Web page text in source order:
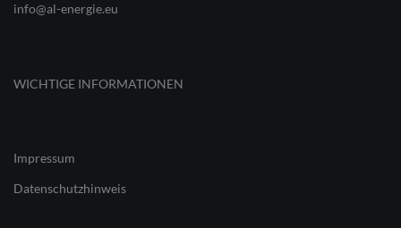
info@al-energie.eu
WICHTIGE INFORMATIONEN
Impressum
Datenschutzhinweis